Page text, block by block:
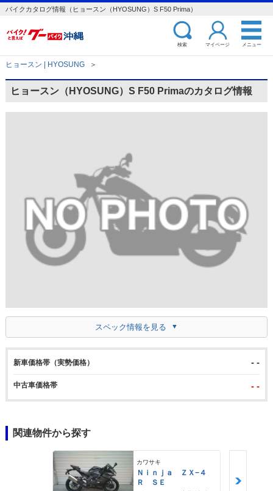
バイクカタログ情報（ヒョースン（HYOSUNG）S F50 Prima）
検索 マイページ メニュー
ヒョースン | HYOSUNG ＞
ヒョースン（HYOSUNG）S F50 Primaのカタログ情報
スペック情報を見る
新車価格帯（実勢価格） - -
中古車価格帯 - -
関連物件から探す
カワサキ
Ｎｉｎｊａ ＺＸ−４
Ｒ ＳＥ